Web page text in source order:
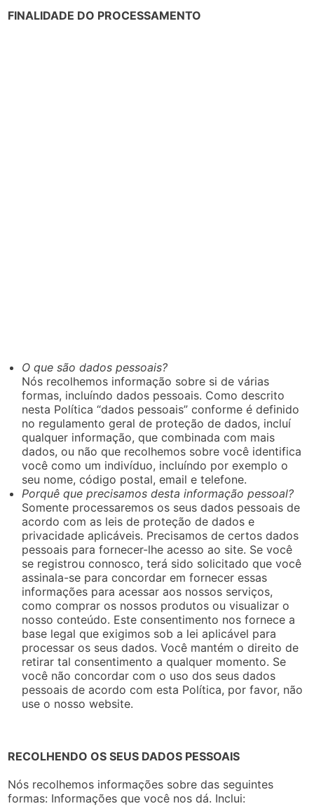
FINALIDADE DO PROCESSAMENTO
O que são dados pessoais?
Nós recolhemos informação sobre si de várias
formas, incluíndo dados pessoais. Como descrito
nesta Política “dados pessoais” conforme é definido
no regulamento geral de proteção de dados, incluí
qualquer informação, que combinada com mais
dados, ou não que recolhemos sobre você identifica
você como um indivíduo, incluíndo por exemplo o
seu nome, código postal, email e telefone.
Porquê que precisamos desta informação pessoal?
Somente processaremos os seus dados pessoais de
acordo com as leis de proteção de dados e
privacidade aplicáveis. Precisamos de certos dados
pessoais para fornecer-lhe acesso ao site. Se você
se registrou connosco, terá sido solicitado que você
assinala-se para concordar em fornecer essas
informações para acessar aos nossos serviços,
como comprar os nossos produtos ou visualizar o
nosso conteúdo. Este consentimento nos fornece a
base legal que exigimos sob a lei aplicável para
processar os seus dados. Você mantém o direito de
retirar tal consentimento a qualquer momento. Se
você não concordar com o uso dos seus dados
pessoais de acordo com esta Política, por favor, não
use o nosso website.
RECOLHENDO OS SEUS DADOS PESSOAIS
Nós recolhemos informações sobre das seguintes
formas: Informações que você nos dá. Inclui: